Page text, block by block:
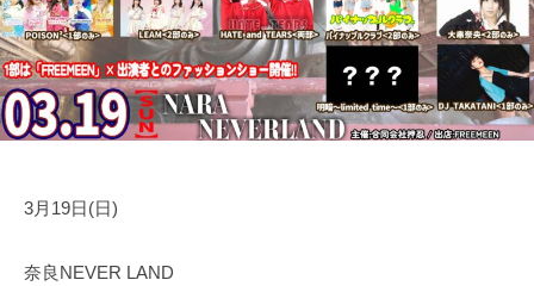
運
営
・
音
響
材
介
奥
野
拓
也
3月19日(日)
奈良NEVER LAND